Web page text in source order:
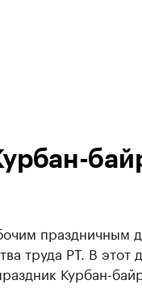
праздничным
труда РТ. В этот
Курбан-